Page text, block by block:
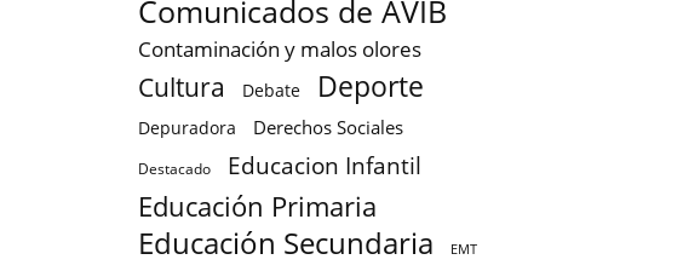
Comunicados de AVIB
Contaminación y malos olores
Cultura Debate Deporte
Depuradora Derechos Sociales
Destacado Educacion Infantil
Educación Primaria
Educación Secundaria EMT